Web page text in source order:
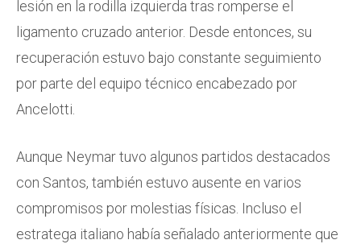
lesión en la rodilla izquierda tras romperse el
ligamento cruzado anterior. Desde entonces, su
recuperación estuvo bajo constante seguimiento
por parte del equipo técnico encabezado por
Ancelotti.
Aunque Neymar tuvo algunos partidos destacados
con Santos, también estuvo ausente en varios
compromisos por molestias físicas. Incluso el
estratega italiano había señalado anteriormente que